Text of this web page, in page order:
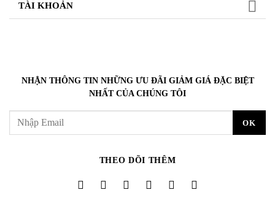
TÀI KHOẢN
NHẬN THÔNG TIN NHỮNG ƯU ĐÃI GIẢM GIÁ ĐẶC BIỆT
NHẤT CỦA CHÚNG TÔI
THEO DÕI THÊM